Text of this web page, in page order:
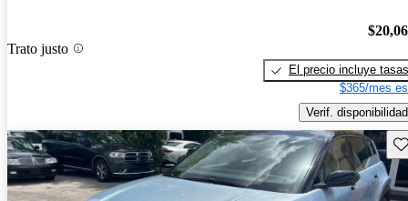
Trato justo
El precio incluye tasas
$365/mes
Verif. disponibilidad